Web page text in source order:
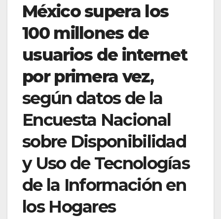
México supera los
100 millones de
usuarios de internet
por primera vez,
según datos de la
Encuesta Nacional
sobre Disponibilidad
y Uso de Tecnologías
de la Información en
los Hogares